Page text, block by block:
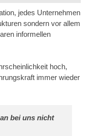
jedes Unternehmen
sondern vor allem
informellen
hoch,
immer wieder
bei uns nicht